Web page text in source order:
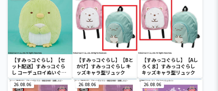
【すみっコぐらし】【セ
ット配送】すみっコぐら
し コーデュロイぬいぐる
みXL プレミアム ぺんぎ
ん？
【すみっコぐらし】【Bと
かげ】すみっコぐらし キ
ッズキャラ型リュック
【すみっコぐらし】【Aし
ろくま】すみっコぐらし
キッズキャラ型リュック
26.08.06 26.08.06 26.08.06